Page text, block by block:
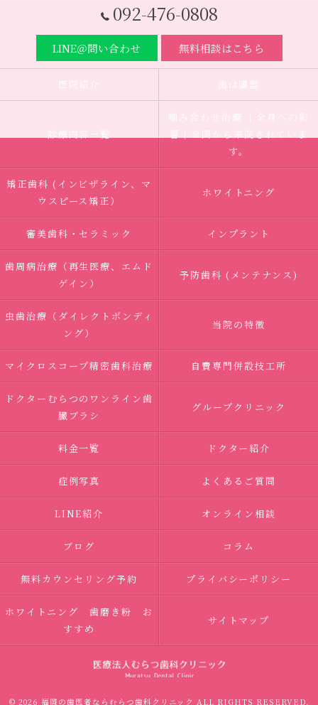
092-476-0808
LINE＠問い合わせ 無料相談はこちら
医院紹介 歯は臓器
診療内容一覧
噛み合わせ治療 ｜全身への影
響｜全国から来院されていま
す。
矯正歯科 (インビザライン、マ
ウスピース矯正）
ホワイトニング
審美歯科・セラミック インプラント
歯周病治療（再生医療、エムド
ゲイン）
予防歯科 (メンテナンス)
虫歯治療（ダイレクトボンディ
ング）
当院の特徴
マイクロスコープ精密歯科治療 自費専門併設技工所
ドクターむらつのワンライン歯
臓ブラシ
グループクリニック
料金一覧 ドクター紹介
症例写真 よくあるご質問
LINE紹介 オンライン相談
ブログ コラム
無料カウンセリング予約 プライバシーポリシー
ホワイトニング 歯磨き粉 お
すすめ
サイトマップ
© 2026 福岡の歯医者ならむらつ歯科クリニック ALL RIGHTS RESERVED.